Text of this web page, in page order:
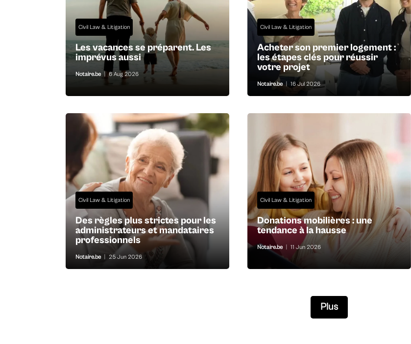
Civil Law & Litigation
Les vacances se préparent. Les
imprévus aussi
Notaire.be 6 Aug 2026
Civil Law & Litigation
Acheter son premier logement :
les étapes clés pour réussir
votre projet
Notaire.be 16 Jul 2026
Civil Law & Litigation
Des règles plus strictes pour les
administrateurs et mandataires
professionnels
Notaire.be 25 Jun 2026
Civil Law & Litigation
Donations mobilières : une
tendance à la hausse
Notaire.be 11 Jun 2026
Plus